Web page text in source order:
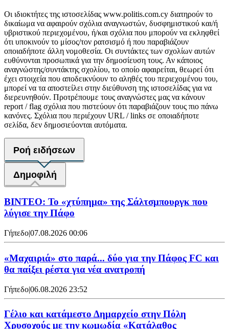
Οι ιδιοκτήτες της ιστοσελίδας www.politis.com.cy διατηρούν το
δικαίωμα να αφαιρούν σχόλια αναγνωστών, δυσφημιστικού και/ή
υβριστικού περιεχομένου, ή/και σχόλια που μπορούν να εκληφθεί
ότι υποκινούν το μίσος/τον ρατσισμό ή που παραβιάζουν
οποιαδήποτε άλλη νομοθεσία. Οι συντάκτες των σχολίων αυτών
ευθύνονται προσωπικά για την δημοσίευση τους. Αν κάποιος
αναγνώστης/συντάκτης σχολίου, το οποίο αφαιρείται, θεωρεί ότι
έχει στοιχεία που αποδεικνύουν το αληθές του περιεχομένου του,
μπορεί να τα αποστείλει στην διεύθυνση της ιστοσελίδας για να
διερευνηθούν. Προτρέπουμε τους αναγνώστες μας να κάνουν
report / flag σχόλια που πιστεύουν ότι παραβιάζουν τους πιο πάνω
κανόνες. Σχόλια που περιέχουν URL / links σε οποιαδήποτε
σελίδα, δεν δημοσιεύονται αυτόματα.
Ροή ειδήσεων
Δημοφιλή
ΒΙΝΤΕΟ: Το «χτύπημα» της Σάλτσμπουργκ που
λύγισε την Πάφο
Γήπεδο|07.08.2026 00:06
«Μαχαιριά» στο παρά... δύο για την Πάφος FC και
θα παίξει ρέστα για νέα ανατροπή
Γήπεδο|06.08.2026 23:52
Γέλιο και κατάμεστο Δημαρχείο στην Πόλη
Χρυσοχούς με την κωμωδία «Κατάλαθος